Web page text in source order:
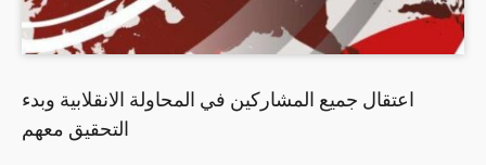
اعتقال جميع المشاركين في المحاولة الانقلابية وبدء
التحقيق معهم